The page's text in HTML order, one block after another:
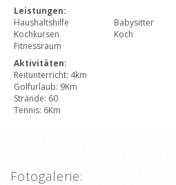
Leistungen:
Haushaltshilfe
Babysitter
Kochkursen
Koch
Fitnessraum
Aktivitäten:
Reitunterricht: 4km
Golfurlaub: 9Km
Strände: 60
Tennis: 6Km
Fotogalerie: